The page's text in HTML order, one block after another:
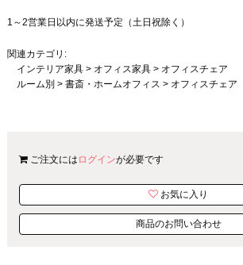
1～2営業日以内に発送予定（土日祝除く）
関連カテゴリ:
インテリア家具> オフィス家具> オフィスチェア
ルーム別 > 書斎・ホームオフィス > オフィスチェア
ご注文には ログインが必要です
お気に入り
商品のお問い合わせ